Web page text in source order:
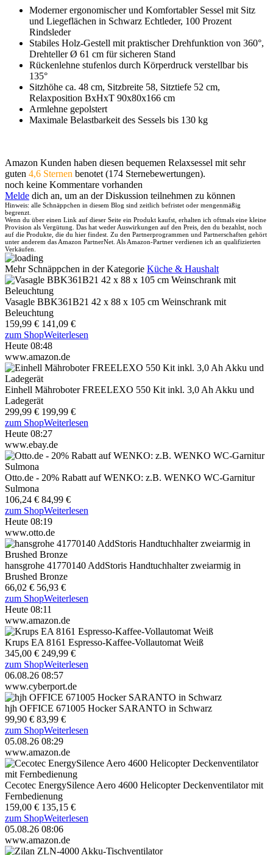
Moderner ergonomischer und Komfortabler Sessel mit Sitz
und Liegeflächen in Schwarz Echtleder, 100 Prozent
Rindsleder
Stabiles Holz-Gestell mit praktischer Drehfunktion von 360°,
Drehteller Ø 61 cm für sicheren Stand
Rückenlehne stufenlos durch Körperdruck verstellbar bis
135°
Sitzhöhe ca. 48 cm, Sitzbreite 58, Sitztiefe 52 cm,
Relaxposition BxHxT 90x80x166 cm
Armlehne gepolstert
Maximale Belastbarkeit des Sessels bis 130 kg
Amazon Kunden haben diesen bequemen Relaxsessel mit sehr
guten 4,6 Sternen benotet (174 Sternebewertungen).
noch keine Kommentare vorhanden
Melde dich an, um an der Diskussion teilnehmen zu können
Hinweis: alle Schnäppchen in diesem Blog sind zeitlich befristet oder mengenmäßig
begrenzt.
Wenn du über einen Link auf dieser Seite ein Produkt kaufst, erhalten ich oftmals eine kleine
Provision als Vergütung. Das hat weder Auswirkungen auf den Preis, den du bezahlst, noch
auf die Produkte, die du hier findest. Zu den Partnerprogrammen und Partnerschaften gehört
unter anderem das Amazon PartnerNet. Als Amazon-Partner verdienen ich an qualifizierten
Verkäufen.
Mehr Schnäppchen in der Kategorie Küche & Haushalt
Vasagle BBK361B21 42 x 88 x 105 cm Weinschrank mit
Beleuchtung
159,99 € 141,09 €
zum ShopWeiterlesen
Heute 08:48
www.amazon.de
Einhell Mähroboter FREELEXO 550 Kit inkl. 3,0 Ah Akku und
Ladegerät
299,99 € 199,99 €
zum ShopWeiterlesen
Heute 08:27
www.ebay.de
Otto.de - 20% Rabatt auf WENKO: z.B. WENKO WC-Garnitur
Sulmona
106,24 € 84,99 €
zum ShopWeiterlesen
Heute 08:19
www.otto.de
hansgrohe 41770140 AddStoris Handtuchhalter zweiarmig in
Brushed Bronze
66,02 € 56,93 €
zum ShopWeiterlesen
Heute 08:11
www.amazon.de
Krups EA 8161 Espresso-Kaffee-Vollautomat Weiß
345,00 € 249,99 €
zum ShopWeiterlesen
06.08.26 08:57
www.cyberport.de
hjh OFFICE 671005 Hocker SARANTO in Schwarz
99,90 € 83,99 €
zum ShopWeiterlesen
05.08.26 08:29
www.amazon.de
Cecotec EnergySilence Aero 4600 Helicopter Deckenventilator mit
Fernbedienung
159,00 € 135,15 €
zum ShopWeiterlesen
05.08.26 08:06
www.amazon.de